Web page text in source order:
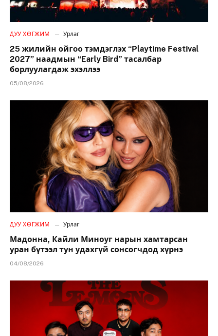
ДУУ ХӨГЖИМ Урлаг
25 жилийн ойгоо тэмдэглэх “Playtime Festival
2027” наадмын “Early Bird” тасалбар
борлуулагдаж эхэллээ
05/08/2026
ДУУ ХӨГЖИМ Урлаг
Мадонна, Кайли Миноуг нарын хамтарсан
уран бүтээл тун удахгүй сонсогчдод хүрнэ
04/08/2026